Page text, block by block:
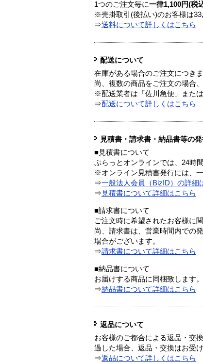
1つのご注文毎に一律1,100円(税
※売掛取引(後払い)のお客様は
⇒送料について詳しくはこちら
配送について
在庫がある場合のご注文につき
尚、複数の商品をご注文の場合
※配送業者は「佐川急便」また
⇒配送について詳しくはこちら
見積書・請求書・納品書等の
■見積書について
ぷらっとオンラインでは、24時
※オンライン見積書発行には、
⇒一般法人会員（BizID）の詳細
⇒ 見積書について詳細はこちら
■請求書について
ご注文時に希望されたお客様に
尚、請求書は、営業時間内での
場合がございます。
⇒請求書について詳細はこちら
■納品書について
お届けする商品に同梱致します。
⇒納品書について詳細はこちら
返品について
お客様のご都合による返品・交
過した場合、返品・交換はお受
⇒返品について詳しくはこちら